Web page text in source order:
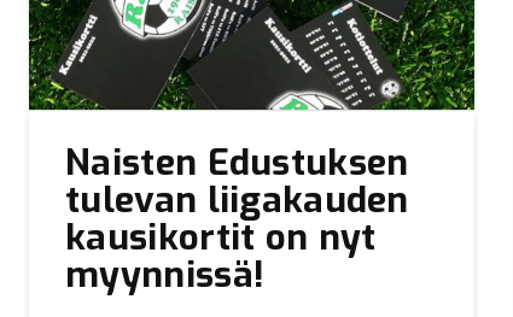
Naisten Edustuksen
tulevan liigakauden
kausikortit on nyt
myynnissä!